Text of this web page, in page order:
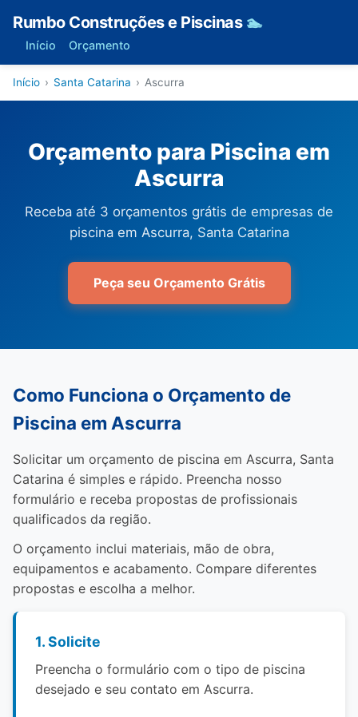
Rumbo Construções e Piscinas 🏊
Início Orçamento
Início › Santa Catarina › Ascurra
Orçamento para Piscina em
Ascurra
Receba até 3 orçamentos grátis de empresas de
piscina em Ascurra, Santa Catarina
Peça seu Orçamento Grátis
Como Funciona o Orçamento de
Piscina em Ascurra
Solicitar um orçamento de piscina em Ascurra, Santa
Catarina é simples e rápido. Preencha nosso
formulário e receba propostas de profissionais
qualificados da região.
O orçamento inclui materiais, mão de obra,
equipamentos e acabamento. Compare diferentes
propostas e escolha a melhor.
1. Solicite
Preencha o formulário com o tipo de piscina
desejado e seu contato em Ascurra.